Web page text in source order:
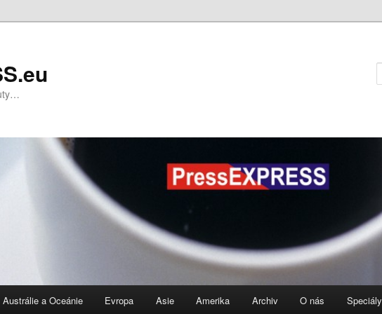
Austrálie a Oceánie Evropa Asie Amerika Archiv O nás Speciály